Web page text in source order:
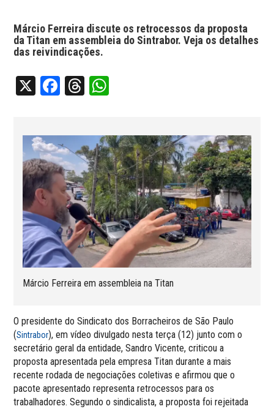
Márcio Ferreira discute os retrocessos da proposta
da Titan em assembleia do Sintrabor. Veja os detalhes
das reivindicações.
X Facebook
Threads
Márcio Ferreira em assembleia na Titan
O presidente do Sindicato dos Borracheiros de São Paulo
(Sintrabor), em vídeo divulgado nesta terça (12) junto com o
secretário geral da entidade, Sandro Vicente, criticou a
proposta apresentada pela empresa Titan durante a mais
recente rodada de negociações coletivas e afirmou que o
pacote apresentado representa retrocessos para os
trabalhadores. Segundo o sindicalista, a proposta foi rejeitada